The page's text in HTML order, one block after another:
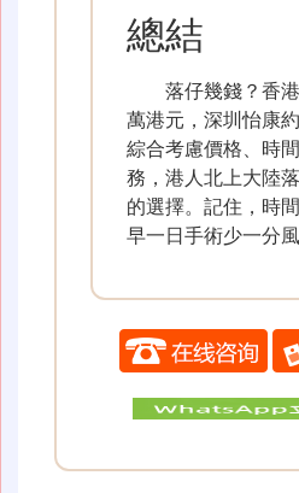
總結
落仔幾錢？香
萬港元，深圳怡康約
綜合考慮價格、時
務，港人北上大陸
的選擇。記住，時
早一日手術少一分風